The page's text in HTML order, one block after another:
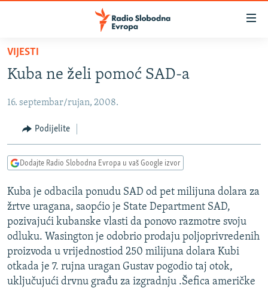
Pređite
glavni
Pređite
Pređite
pretragu
VIJESTI
BOSNA I HERCEGOVINA
SRBIJA
KOSOVO
VIZUELNO
VIDEO
FOTOGALERIJE
INFOGRAFIKE
PODCASTI
RAT U UKRAJINI
KINA NA BALKANU
RSE PRIČE IZ SVIJETA
ISPRIČAJ MI
VIJESTI
Kuba ne želi pomoć SAD-a
16. septembar/rujan, 2008.
Podijelite
Dodajte Radio Slobodna Evropa u vaš Google izvor
Kuba je odbacila ponudu SAD od pet milijuna dolara za
žrtve uragana, saopćio je State Department SAD,
pozivajući kubanske vlasti da ponovo razmotre svoju
odluku. Wasington je odobrio prodaju poljoprivredenih
proizvoda u vrijednostiod 250 milijuna dolara Kubi
otkada je 7. rujna uragan Gustav pogodio taj otok,
uključujući drvnu građu za izgradnju .Šefica američke